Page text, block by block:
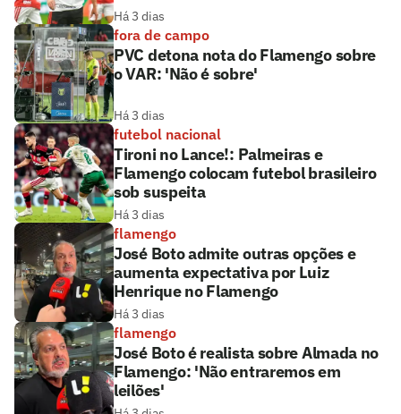
Há 3 dias
fora de campo
PVC detona nota do Flamengo sobre
o VAR: 'Não é sobre'
Há 3 dias
futebol nacional
Tironi no Lance!: Palmeiras e
Flamengo colocam futebol brasileiro
sob suspeita
Há 3 dias
flamengo
José Boto admite outras opções e
aumenta expectativa por Luiz
Henrique no Flamengo
Há 3 dias
flamengo
José Boto é realista sobre Almada no
Flamengo: 'Não entraremos em
leilões'